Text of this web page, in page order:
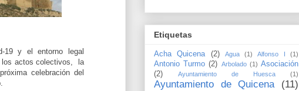
19 y el entorno legal
los actos colectivos,
la
celebración del
Etiquetas
Acha Quicena (2) Agua (1) Alfonso I (1)
Antonio Turmo (2) Arbolado (1) Asociación
(2)
Ayuntamiento de Huesca (1)
Ayuntamiento de Quicena (11)